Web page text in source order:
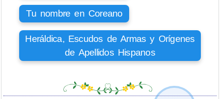
Tu nombre en Coreano
Heráldica, Escudos de Armas y Orígenes
de Apellidos Hispanos